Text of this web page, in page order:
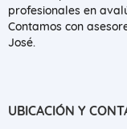
profesionales en
Contamos con
José.
UBICACIÓN Y